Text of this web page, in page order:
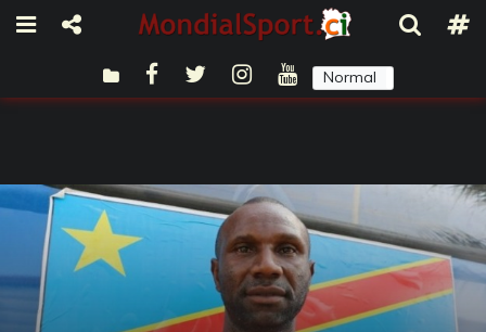
Normal